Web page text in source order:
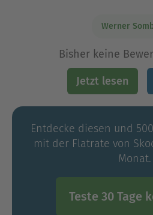
Werner
Bisher keine
Jetzt lesen
Entdecke diesen und
mit der Flatrate von
Monat.
Teste 30 Tage